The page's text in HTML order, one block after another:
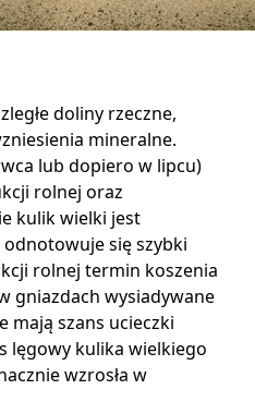
doliny rzeczne,
mineralne.
lub dopiero w lipcu)
rolnej oraz
kulik wielki jest
się szybki
rolnej termin koszenia
gniazdach wysiadywane
mają szans ucieczki
lęgowy kulika wielkiego
wzrosła w